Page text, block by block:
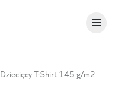
Dziecięcy T-Shirt 145 g/m2